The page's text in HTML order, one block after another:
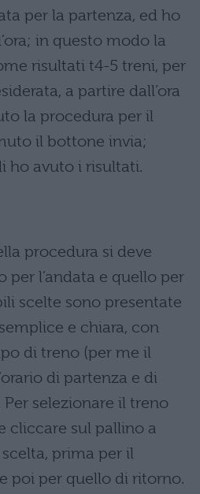
per la partenza, ed ho
in questo modo la
risultati t4-5 treni, per
a partire dall’ora
la procedura per il
il bottone invia;
ho avuto i risultati.
procedura si deve
per l’andata e quello per
scelte sono presentate
e chiara, con
di treno (per me il
di partenza e di
selezionare il treno
cliccare sul pallino a
prima per il
poi per quello di ritorno.